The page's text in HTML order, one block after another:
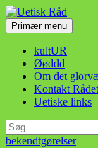
Hop
til
indhold
Uetisk
SøgPrimær menu
kultUR
Øøddd
Om det
Kontakt Rådet
Uetiske links
Søg
efter:
bekendtgørelser